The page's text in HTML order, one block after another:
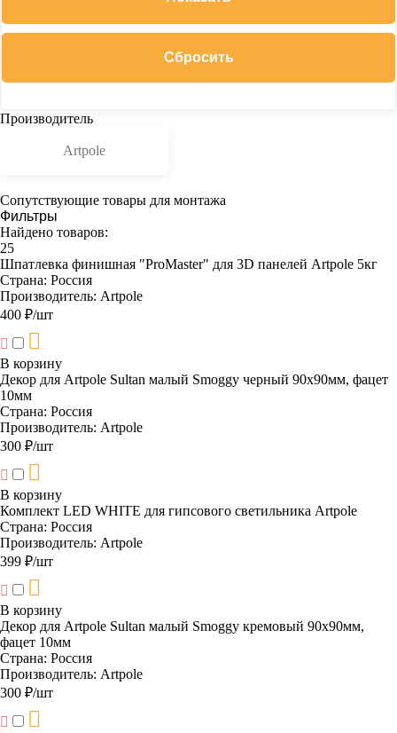
Производитель
Artpole
Сопутствующие товары для монтажа
Фильтры
Найдено товаров:
25
Шпатлевка финишная "ProMaster" для 3D панелей Artpole 5кг
Страна: Россия
Производитель: Artpole
400 ₽/шт
В корзину
Декор для Artpole Sultan малый Smoggy черный 90х90мм, фацет
10мм
Страна: Россия
Производитель: Artpole
300 ₽/шт
В корзину
Комплект LED WHITE для гипсового светильника Artpole
Страна: Россия
Производитель: Artpole
399 ₽/шт
В корзину
Декор для Artpole Sultan малый Smoggy кремовый 90х90мм,
фацет 10мм
Страна: Россия
Производитель: Artpole
300 ₽/шт